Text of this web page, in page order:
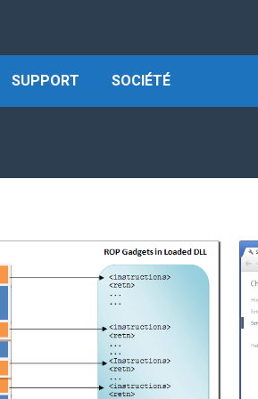
SUPPORT SOCIÉTÉ